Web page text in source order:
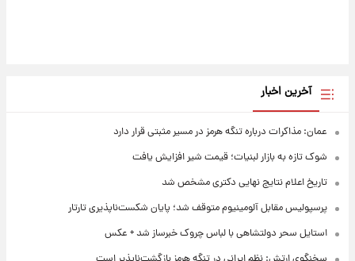
آخرین اخبار
عمان: مذاکرات درباره تنگه هرمز در مسیر مثبتی قرار دارد
شوک تازه به بازار لبنیات؛ قیمت شیر افزایش یافت
تاریخ اعلام نتایج نهایی دکتری مشخص شد
پرسپولیس مقابل آلومینیوم متوقف شد؛ پایان شکست‌ناپذیری تارتار
استایل سحر دولتشاهی با لباس چروک خبرساز شد + عکس